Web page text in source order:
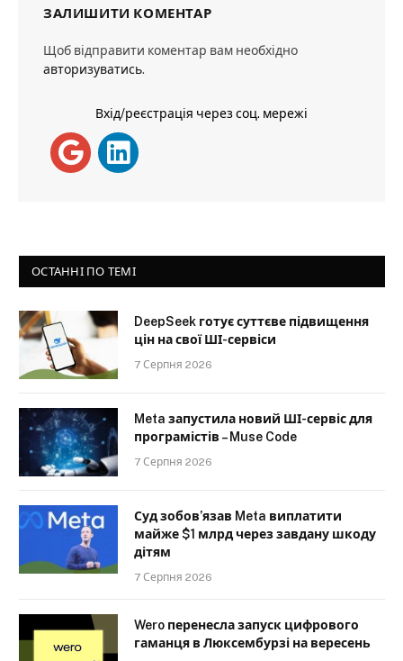
ЗАЛИШИТИ КОМЕНТАР
Щоб відправити коментар вам необхідно
авторизуватись.
Вхід/реєстрація через соц. мережі
ОСТАННІ ПО ТЕМІ
DeepSeek готує суттєве підвищення
цін на свої ШІ-сервіси
7 Серпня 2026
Meta запустила новий ШІ-сервіс для
програмістів – Muse Code
7 Серпня 2026
Суд зобов’язав Meta виплатити
майже $1 млрд через завдану шкоду
дітям
7 Серпня 2026
Wero перенесла запуск цифрового
гаманця в Люксембурзі на вересень